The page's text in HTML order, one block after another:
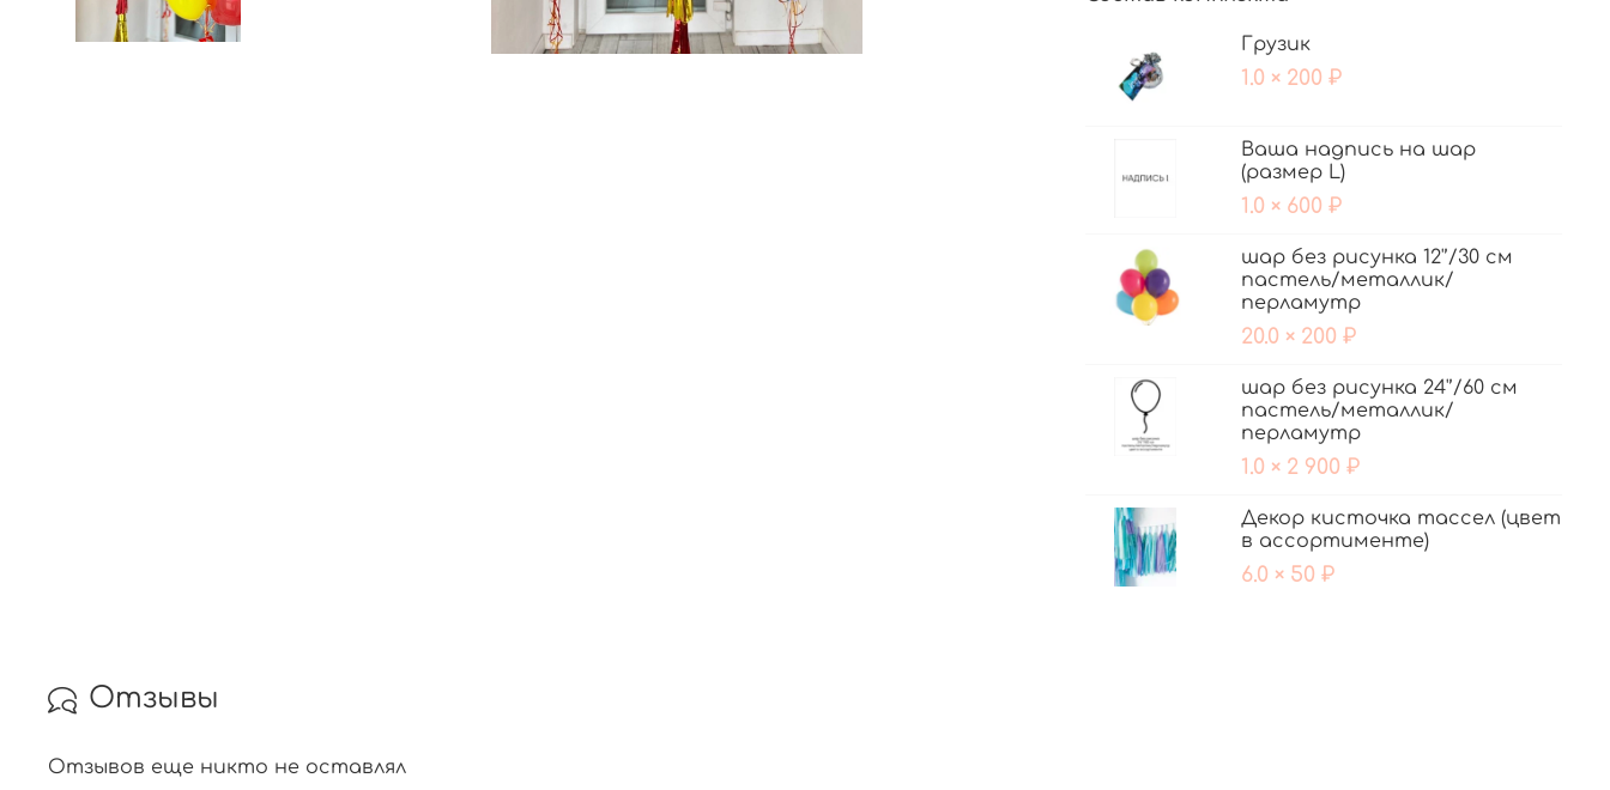
Грузик
1.0 × 200 ₽
Ваша надпись на шар
(размер L)
1.0 × 600 ₽
шар без рисунка 12'’/30 см
пастель/металлик/
перламутр
20.0 × 200 ₽
шар без рисунка 24'’/60 см
пастель/металлик/
перламутр
1.0 × 2 900 ₽
Декор кисточка тассел (цвет
в ассортименте)
6.0 × 50 ₽
Отзывы
Отзывов еще никто не оставлял